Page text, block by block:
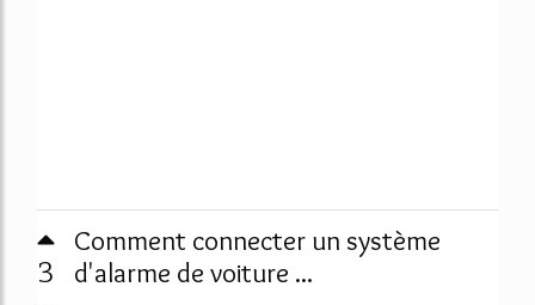
3
Comment connecter un système
d'alarme de voiture ...